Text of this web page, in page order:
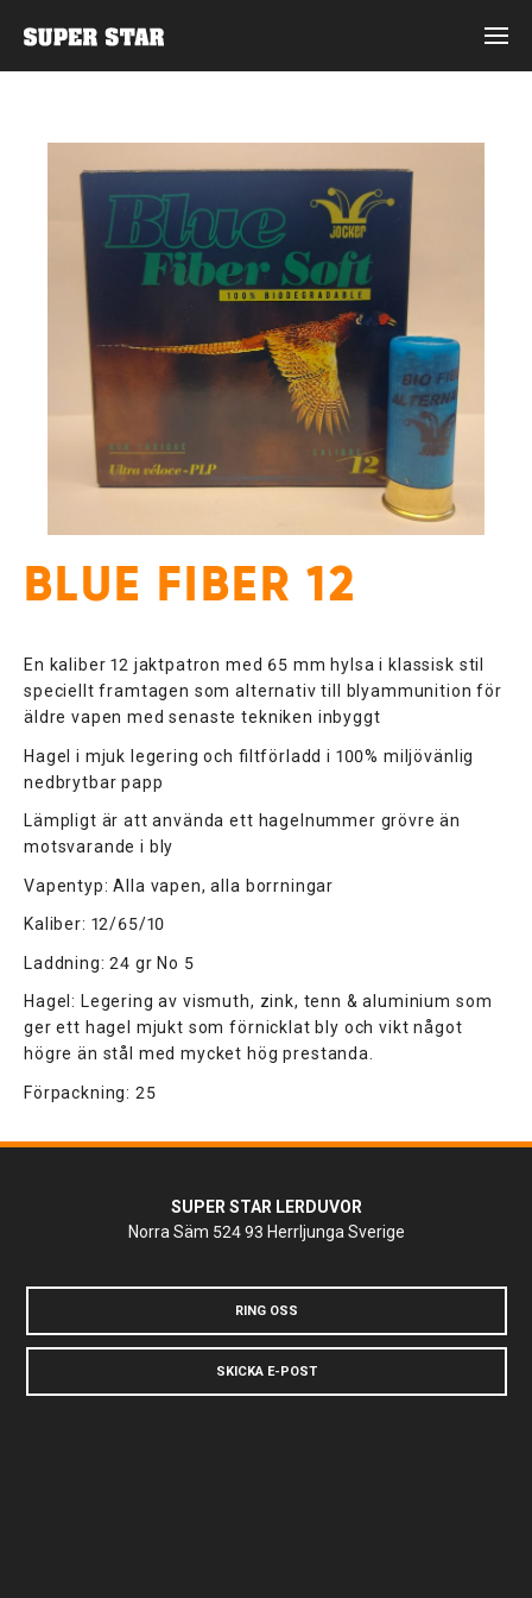
BLUE FIBER 12
En kaliber 12 jaktpatron med 65 mm hylsa i klassisk stil
speciellt framtagen som alternativ till blyammunition för
äldre vapen med senaste tekniken inbyggt
Hagel i mjuk legering och filtförladd i 100% miljövänlig
nedbrytbar papp
Lämpligt är att använda ett hagelnummer grövre än
motsvarande i bly
Vapentyp: Alla vapen, alla borrningar
Kaliber: 12/65/10
Laddning: 24 gr No 5
Hagel: Legering av vismuth, zink, tenn & aluminium som
ger ett hagel mjukt som förnicklat bly och vikt något
högre än stål med mycket hög prestanda.
Förpackning: 25
SUPER STAR LERDUVOR
Norra Säm 524 93 Herrljunga Sverige
RING OSS
SKICKA E-POST